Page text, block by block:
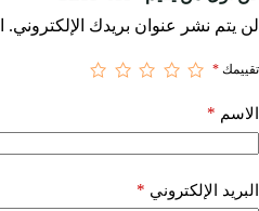
لن يتم نشر عنوان بريدك الإلكتروني.
تقييمك *
الاسم *
البريد الإلكتروني *